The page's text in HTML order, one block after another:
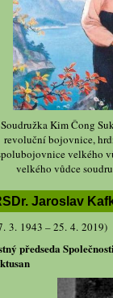
Soudružka Kim Čong
revoluční bojovnice,
velkého
velkého vůdce
Jaroslav
3. 1943 – 25. 4. 2019)
předseda